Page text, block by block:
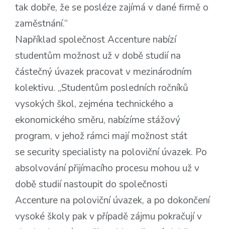
tak dobře, že se posléze zajímá v dané firmě o
zaměstnání.“
Například společnost Accenture nabízí
studentům možnost už v době studií na
částečný úvazek pracovat v mezinárodním
kolektivu. „Studentům posledních ročníků
vysokých škol, zejména technického a
ekonomického směru, nabízíme stážový
program, v jehož rámci mají možnost stát
se security specialisty na poloviční úvazek. Po
absolvování přijímacího procesu mohou už v
době studií nastoupit do společnosti
Accenture na poloviční úvazek, a po dokončení
vysoké školy pak v případě zájmu pokračují v